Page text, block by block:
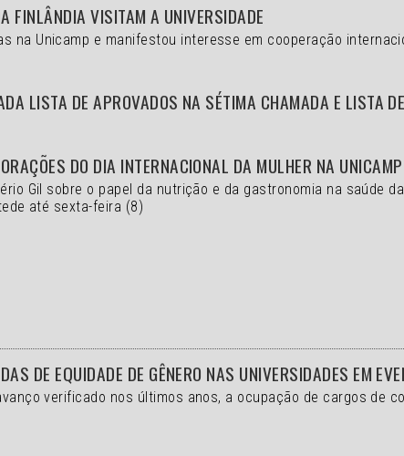
FINLÂNDIA VISITAM A UNIVERSIDADE
na Unicamp e manifestou interesse em cooperação
LISTA DE APROVADOS NA SÉTIMA CHAMADA E LISTA
DO DIA INTERNACIONAL DA MULHER NA UNICAMP
Gil sobre o papel da nutrição e da gastronomia na saúde
até sexta-feira (8)
DE EQUIDADE DE GÊNERO NAS UNIVERSIDADES EM
verificado nos últimos anos, a ocupação de cargos de